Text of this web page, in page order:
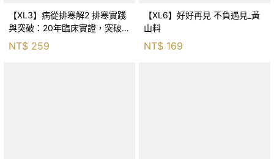
【XL3】病從排寒解2 排寒實踐
與突破：20年臨床實證，突破排
寒盲點，防治疫毒流感的中醫養
命方略！_李璧如
NT$ 259
【XL6】好好再見 不負遇見_黃
山料
NT$ 169